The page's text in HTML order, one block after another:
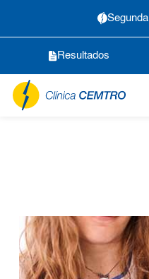
Resultados